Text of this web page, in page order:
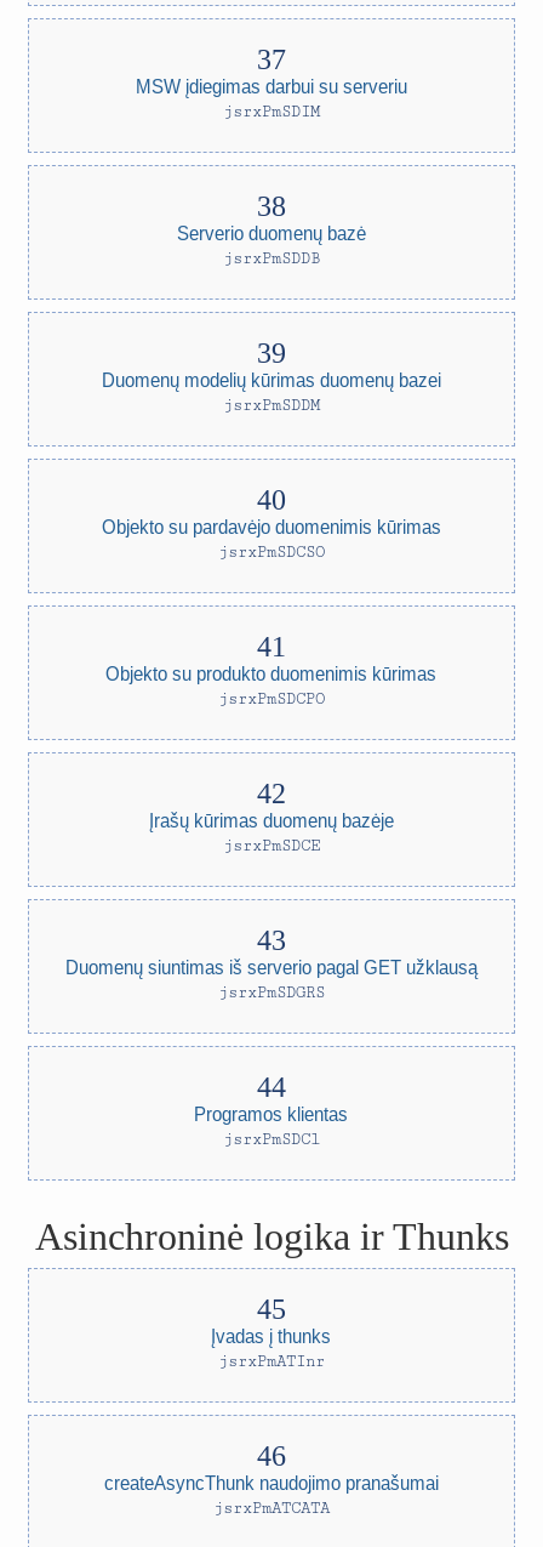
MSW įdiegimas darbui su serveriu
jsrxPmSDIM
Serverio duomenų bazė
jsrxPmSDDB
Duomenų modelių kūrimas duomenų bazei
jsrxPmSDDM
Objekto su pardavėjo duomenimis kūrimas
jsrxPmSDCSO
Objekto su produkto duomenimis kūrimas
jsrxPmSDCPO
Įrašų kūrimas duomenų bazėje
jsrxPmSDCE
Duomenų siuntimas iš serverio pagal GET užklausą
jsrxPmSDGRS
Programos klientas
jsrxPmSDCl
Asinchroninė logika ir Thunks
Įvadas į thunks
jsrxPmATInr
createAsyncThunk naudojimo pranašumai
jsrxPmATCATA